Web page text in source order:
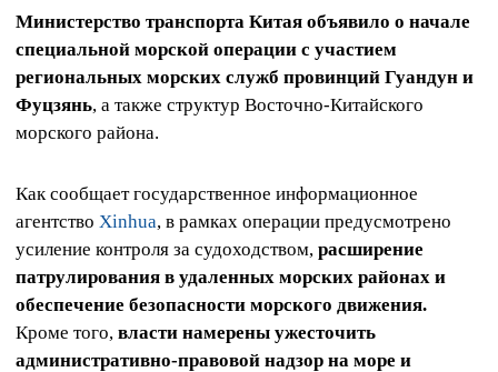
Министерство транспорта Китая объявило о начале
специальной морской операции с участием
региональных морских служб провинций Гуандун и
Фуцзянь, а также структур Восточно-Китайского
морского района.
Как сообщает государственное информационное
агентство Xinhua, в рамках операции предусмотрено
усиление контроля за судоходством, расширение
патрулирования в удаленных морских районах и
обеспечение безопасности морского движения.
Кроме того, власти намерены ужесточить
административно-правовой надзор на море и